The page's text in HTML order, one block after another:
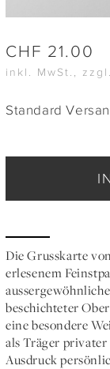
CHF 21.00
inkl. MwSt.,
Standard
Die Grusskarte
erlesenem
beschichteter
eine besondere
als Träger
Ausdruck